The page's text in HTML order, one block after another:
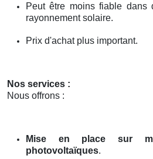
Peut être moins fiable
rayonnement solaire.
Prix d'achat plus important.
Nos services :
Nous offrons :
Mise en place sur
photovoltaïques.